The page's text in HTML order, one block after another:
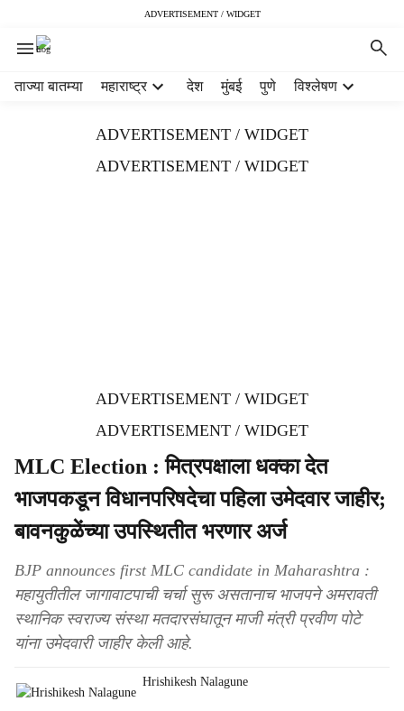
ADVERTISEMENT / WIDGET
ताज्या बातम्या महाराष्ट्र देश मुंबई पुणे विश्लेषण
ADVERTISEMENT / WIDGET
ADVERTISEMENT / WIDGET
ADVERTISEMENT / WIDGET
ADVERTISEMENT / WIDGET
MLC Election : मित्रपक्षाला धक्का देत
भाजपकडून विधानपरिषदेचा पहिला उमेदवार जाहीर;
बावनकुळेंच्या उपस्थितीत भरणार अर्ज
BJP announces first MLC candidate in Maharashtra :
महायुतीतील जागावाटपाची चर्चा सुरू असतानाच भाजपने अमरावती
स्थानिक स्वराज्य संस्था मतदारसंघातून माजी मंत्री प्रवीण पोटे
यांना उमेदवारी जाहीर केली आहे.
Hrishikesh Nalagune